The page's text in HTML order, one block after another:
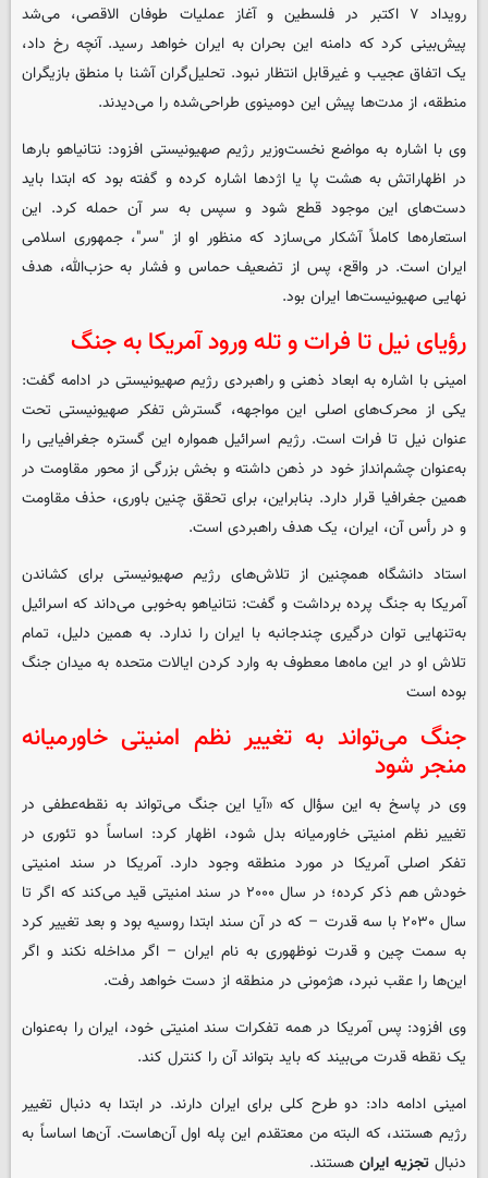
رویداد ۷ اکتبر در فلسطین و آغاز عملیات طوفان الاقصی، می‌شد
پیش‌بینی کرد که دامنه این بحران به ایران خواهد رسید. آنچه رخ داد،
یک اتفاق عجیب و غیرقابل انتظار نبود. تحلیل‌گران آشنا با منطق بازیگران
منطقه، از مدت‌ها پیش این دومینوی طراحی‌شده را می‌دیدند.
وی با اشاره به مواضع نخست‌وزیر رژیم صهیونیستی افزود: نتانیاهو بارها
در اظهاراتش به هشت پا یا اژدها اشاره کرده و گفته بود که ابتدا باید
دست‌های این موجود قطع شود و سپس به سر آن حمله کرد. این
استعاره‌ها کاملاً آشکار می‌سازد که منظور او از "سر"، جمهوری اسلامی
ایران است. در واقع، پس از تضعیف حماس و فشار به حزب‌الله، هدف
نهایی صهیونیست‌ها ایران بود.
رؤیای نیل تا فرات و تله ورود آمریکا به جنگ
امینی با اشاره به ابعاد ذهنی و راهبردی رژیم صهیونیستی در ادامه گفت:
یکی از محرک‌های اصلی این مواجهه، گسترش تفکر صهیونیستی تحت
عنوان نیل تا فرات است. رژیم اسرائیل همواره این گستره جغرافیایی را
به‌عنوان چشم‌انداز خود در ذهن داشته و بخش بزرگی از محور مقاومت در
همین جغرافیا قرار دارد. بنابراین، برای تحقق چنین باوری، حذف مقاومت
و در رأس آن، ایران، یک هدف راهبردی است.
استاد دانشگاه همچنین از تلاش‌های رژیم صهیونیستی برای کشاندن
آمریکا به جنگ پرده برداشت و گفت: نتانیاهو به‌خوبی می‌داند که اسرائیل
به‌تنهایی توان درگیری چندجانبه با ایران را ندارد. به همین دلیل، تمام
تلاش او در این ماه‌ها معطوف به وارد کردن ایالات متحده به میدان جنگ
بوده است
جنگ می‌تواند به تغییر نظم امنیتی خاورمیانه
منجر شود
وی در پاسخ به این سؤال که «آیا این جنگ می‌تواند به نقطه‌عطفی در
تغییر نظم امنیتی خاورمیانه بدل شود، اظهار کرد: اساساً دو تئوری در
تفکر اصلی آمریکا در مورد منطقه وجود دارد. آمریکا در سند امنیتی
خودش هم ذکر کرده؛ در سال ۲۰۰۰ در سند امنیتی قید می‌کند که اگر تا
سال ۲۰۳۰ با سه قدرت – که در آن سند ابتدا روسیه بود و بعد تغییر کرد
به سمت چین و قدرت نوظهوری به نام ایران – اگر مداخله نکند و اگر
این‌ها را عقب نبرد، هژمونی در منطقه از دست خواهد رفت.
وی افزود: پس آمریکا در همه تفکرات سند امنیتی خود، ایران را به‌عنوان
یک نقطه قدرت می‌بیند که باید بتواند آن را کنترل کند.
امینی ادامه داد: دو طرح کلی برای ایران دارند. در ابتدا به دنبال تغییر
رژیم هستند، که البته من معتقدم این پله اول آن‌هاست. آن‌ها اساساً به
دنبال تجزیه ایران هستند.